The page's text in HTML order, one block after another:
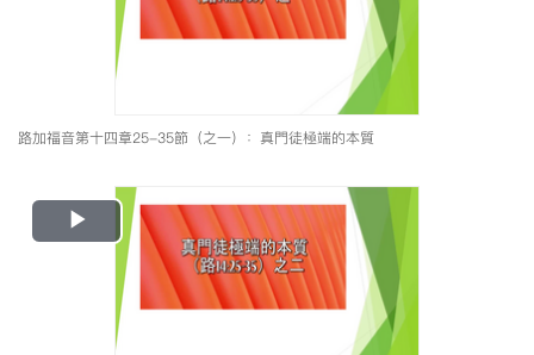
路加福音第十四章25-35節（之一）：真門徒極端的本質
Play
Video